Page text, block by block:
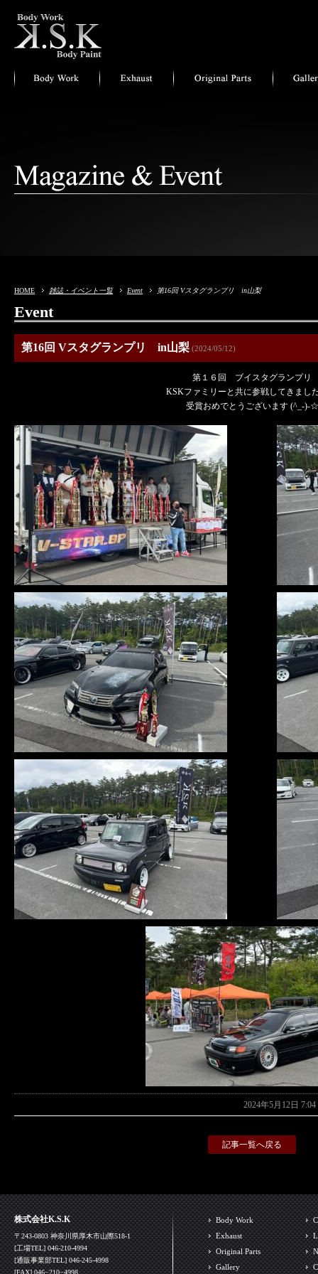
HOME 雑誌・イベント一覧 Event 第16回 Vスタグランプリ in山梨
Event
第16回 Vスタグランプリ in山梨 (2024/05/12)
第１６回 ブイスタグランプリ
KSKファミリーと共に参戦してきまし
受賞おめでとうございます (^_-)-☆
2024年5月12日
記事一覧へ戻る
株式会社K.S.K
〒243-0803 神奈川県厚木市山際518-1
[工場TEL] 046-210-4994
[通販事業部TEL] 046-245-4998
[FAX] 046−210−4998
Body Work
Exhaust
Original Parts
Gallery